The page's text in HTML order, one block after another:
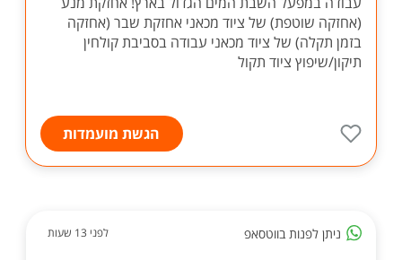
(אחזקה שוטפת) של ציוד מכאני אחזקת שבר (אחזקה
בזמן תקלה) של ציוד מכאני עבודה בסביבת קולחין
תיקון/שיפוץ ציוד תקול
הגשת מועמדות
ניתן לפנות בווטסאפ לפני 13 שעות